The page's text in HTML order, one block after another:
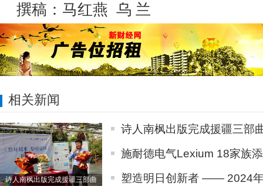
撰稿：马红燕 乌 兰
相关新闻
诗人南枫出版完成援疆三部曲
诗人南枫出版完成援疆三部
施耐德电气Lexium 18家族
塑造明日创新者 —— 2024